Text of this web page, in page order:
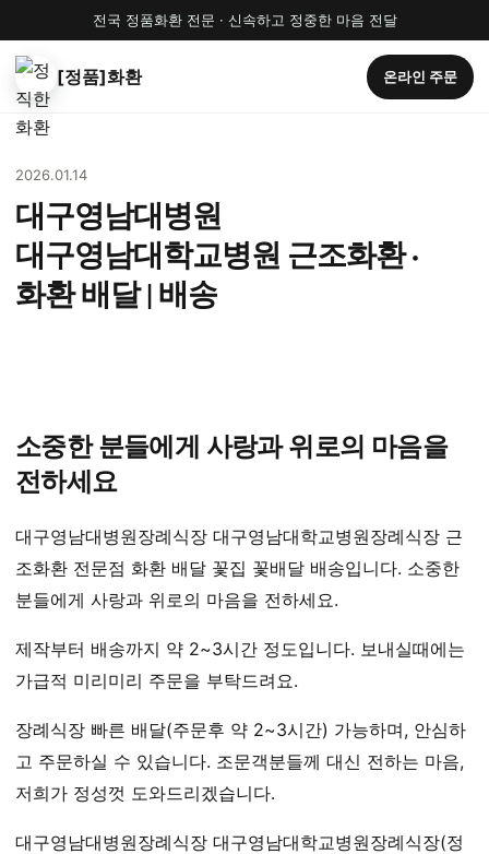
전국 정품화환 전문 · 신속하고 정중한 마음 전달
[정품]화환 온라인 주문
2026.01.14
대구영남대병원
대구영남대학교병원 근조화환 ·
화환 배달 | 배송
소중한 분들에게 사랑과 위로의 마음을
전하세요
대구영남대병원장례식장 대구영남대학교병원장례식장 근
조화환 전문점 화환 배달 꽃집 꽃배달 배송입니다. 소중한
분들에게 사랑과 위로의 마음을 전하세요.
제작부터 배송까지 약 2~3시간 정도입니다. 보내실때에는
가급적 미리미리 주문을 부탁드려요.
장례식장 빠른 배달(주문후 약 2~3시간) 가능하며, 안심하
고 주문하실 수 있습니다. 조문객분들께 대신 전하는 마음,
저희가 정성껏 도와드리겠습니다.
대구영남대병원장례식장 대구영남대학교병원장례식장(정